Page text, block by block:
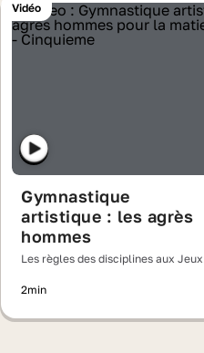
Vidéo
Gymnastique
artistique : les agrès
hommes
Les règles des disciplines aux Jeux
2min